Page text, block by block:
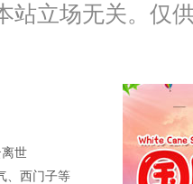
站立场无关。仅
世
、西门子等